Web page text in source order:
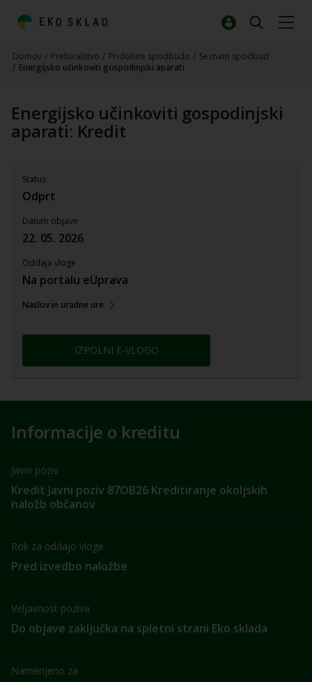
Domov / Prebivalstvo / Pridobite spodbudo / Seznam spodbud
/ Energijsko učinkoviti gospodinjski aparati
Energijsko učinkoviti gospodinjski
aparati: Kredit
Informacije o kreditu
Javni poziv
Kredit Javni poziv 87OB26 Kreditiranje okoljskih
naložb občanov
Rok za oddajo vloge
Pred izvedbo naložbe
Veljavnost poziva
Do objave zaključka na spletni strani Eko sklada
Namenjeno za
Status
Odprt
Datum objave
22. 05. 2026
Oddaja vloge
Na portalu eUprava
Naslov in uradne ure
IZPOLNI E-VLOGO